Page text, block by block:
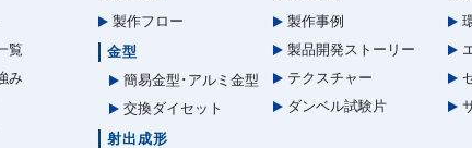
覧
み
製作フロー
金型
簡易金型･アルミ金型
交換ダイセット
射出成形
製作事例
製品開発ストーリー
テクスチャー
ダンベル試験片